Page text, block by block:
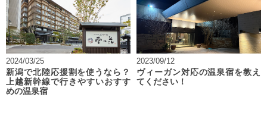
2024/03/25
新潟で北陸応援割を使うなら？
上越新幹線で行きやすいおすす
めの温泉宿
2023/09/12
ヴィーガン対応の温泉宿を教え
てください！